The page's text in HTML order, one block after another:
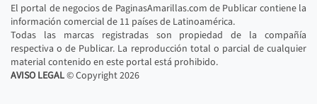
El portal de negocios de PaginasAmarillas.com de Publicar contiene la
información comercial de 11 países de Latinoamérica.
Todas las marcas registradas son propiedad de la compañía
respectiva o de Publicar. La reproducción total o parcial de cualquier
material contenido en este portal está prohibido.
AVISO LEGAL© Copyright2026